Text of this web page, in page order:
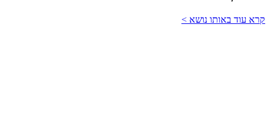
קרא עוד באותו נושא >